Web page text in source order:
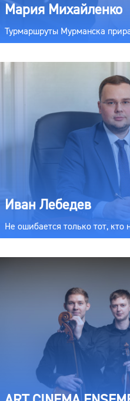
Мария Михайленко
Турмаршруты Мурманска
Иван Лебедев
Не ошибается только тот, кто